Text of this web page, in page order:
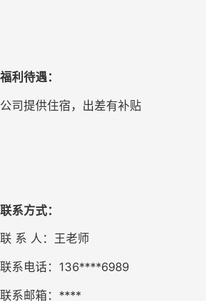
福利待遇：
公司提供住宿，出差有补贴
联系方式：
联 系 人：王老师
联系电话： 136****6989
联系邮箱： ****